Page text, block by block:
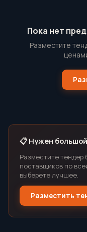
Пока нет
Разместите
📋 Нужен
Разместите тендер
поставщиков по
выберете лучшее.
Разместить